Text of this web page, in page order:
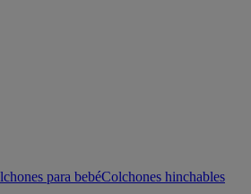
para bebéColchones hinchables